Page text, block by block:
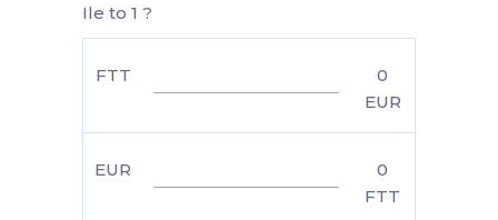
Ile to 1 ?
FTT
0
EUR
EUR
0
FTT